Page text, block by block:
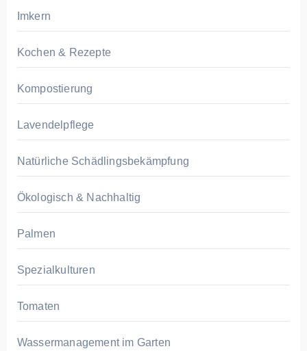
Imkern
Kochen & Rezepte
Kompostierung
Lavendelpflege
Natürliche Schädlingsbekämpfung
Ökologisch & Nachhaltig
Palmen
Spezialkulturen
Tomaten
Wassermanagement im Garten